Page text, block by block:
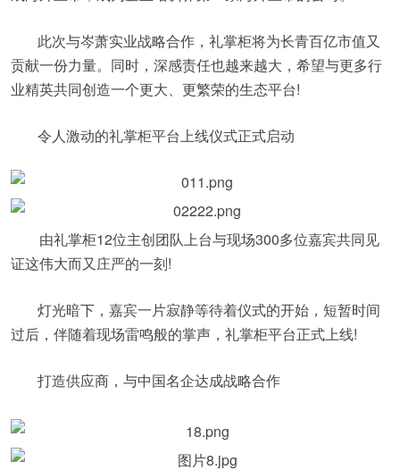
此次与岑萧实业战略合作，礼掌柜将为长青百亿市值又
贡献一份力量。同时，深感责任也越来越大，希望与更多行
业精英共同创造一个更大、更繁荣的生态平台!
令人激动的礼掌柜平台上线仪式正式启动
由礼掌柜12位主创团队上台与现场300多位嘉宾共同见
证这伟大而又庄严的一刻!
灯光暗下，嘉宾一片寂静等待着仪式的开始，短暂时间
过后，伴随着现场雷鸣般的掌声，礼掌柜平台正式上线!
打造供应商，与中国名企达成战略合作